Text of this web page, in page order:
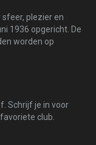
plezier en
1936 opgericht. De
worden op
Schrijf je in voor
club.